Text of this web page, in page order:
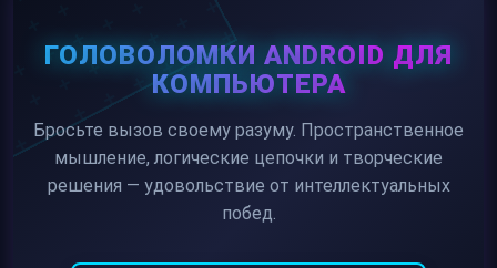
ГОЛОВОЛОМКИ ANDROID ДЛЯ
КОМПЬЮТЕРА
Бросьте вызов своему разуму. Пространственное
мышление, логические цепочки и творческие
решения — удовольствие от интеллектуальных
побед.